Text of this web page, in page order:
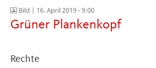
Bild | 16. April 2019 - 9:00
Grüner Plankenkopf
Rechte